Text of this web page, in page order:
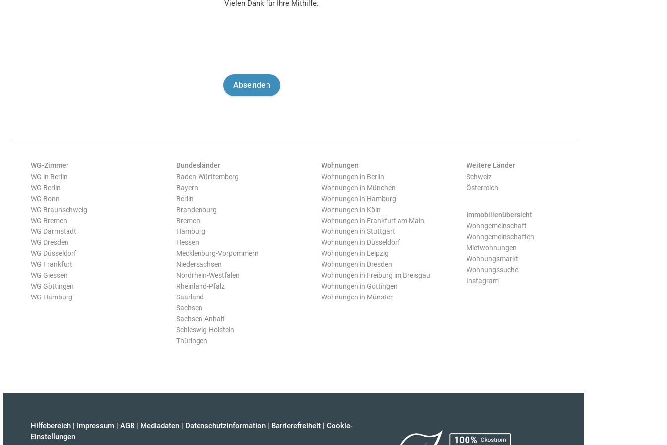
Vielen Dank für Ihre Mithilfe.
WG-Zimmer
WG in Berlin
WG Berlin
WG Bonn
WG Braunschweig
WG Bremen
WG Darmstadt
WG Dresden
WG Düsseldorf
WG Frankfurt
WG Giessen
WG Göttingen
WG Hamburg
Bundesländer
Baden-Württemberg
Bayern
Berlin
Brandenburg
Bremen
Hamburg
Hessen
Mecklenburg-Vorpommern
Niedersachsen
Nordrhein-Westfalen
Rheinland-Pfalz
Saarland
Sachsen
Sachsen-Anhalt
Schleswig-Holstein
Thüringen
Wohnungen
Wohnungen in Berlin
Wohnungen in München
Wohnungen in Hamburg
Wohnungen in Köln
Wohnungen in Frankfurt am Main
Wohnungen in Stuttgart
Wohnungen in Düsseldorf
Wohnungen in Leipzig
Wohnungen in Dresden
Wohnungen in Freiburg im Breisgau
Wohnungen in Göttingen
Wohnungen in Münster
Weitere Länder
Schweiz
Österreich
Immobilienübersicht
Wohngemeinschaft
Wohngemeinschaften
Mietwohnungen
Wohnungsmarkt
Wohnungssuche
Instagram
Hilfebereich | Impressum | AGB | Mediadaten | Datenschutzinformation | Barrierefreiheit | Cookie-
Einstellungen